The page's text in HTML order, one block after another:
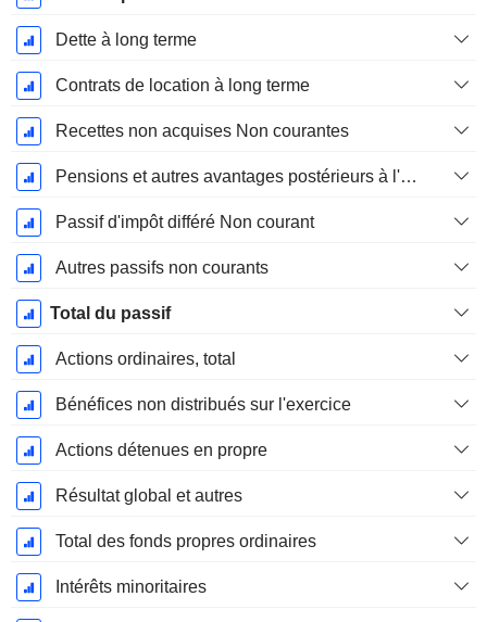
Dette à long terme
Contrats de location à long terme
Recettes non acquises Non courantes
Pensions et autres avantages postérieurs à l'emploi
Passif d'impôt différé Non courant
Autres passifs non courants
Total du passif
Actions ordinaires, total
Bénéfices non distribués sur l'exercice
Actions détenues en propre
Résultat global et autres
Total des fonds propres ordinaires
Intérêts minoritaires